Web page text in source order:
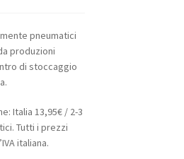
pneumatici
produzioni
di stoccaggio
Italia 13,95€ / 2-3
Tutti i prezzi
italiana.